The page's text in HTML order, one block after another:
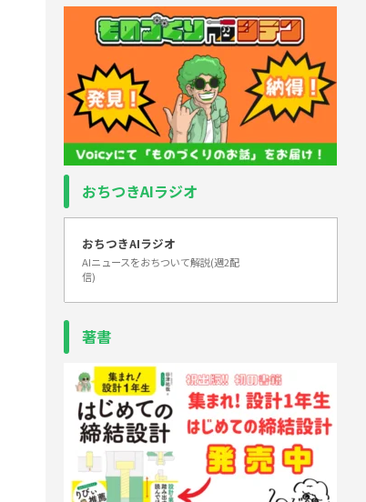
おちつきAIラジオ
おちつきAIラジオ
AIニュースをおちついて解説(週2配
信)
著書